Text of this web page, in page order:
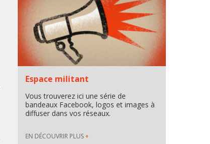
Espace militant
Vous trouverez ici une série de
bandeaux Facebook, logos et images à
diffuser dans vos réseaux.
EN DÉCOUVRIR PLUS+